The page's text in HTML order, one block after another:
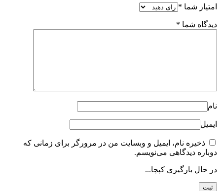
امتیاز شما *
دیدگاه شما *
نام
ایمیل
ذخیره نام، ایمیل و وبسایت من در مرورگر برای زمانی که
دوباره دیدگاهی می‌نویسم.
در حال بارگیری کپچا...